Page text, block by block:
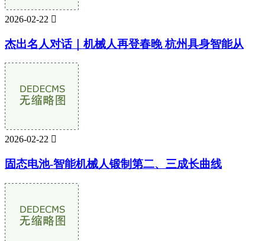
2026-02-22 
杰出名人对话｜机械人再登春晚 杭州具身智能从
2026-02-22 
固态电池-智能机械人锻制第二、三成长曲线